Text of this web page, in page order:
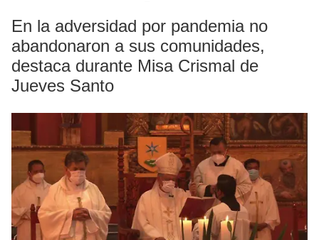
En la adversidad por pandemia no
abandonaron a sus comunidades,
destaca durante Misa Crismal de
Jueves Santo